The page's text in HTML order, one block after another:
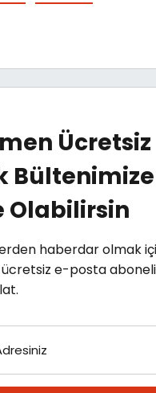
Ücretsiz
Bültenimize
Olabilirsin
haberdar olmak
ücretsiz e-posta